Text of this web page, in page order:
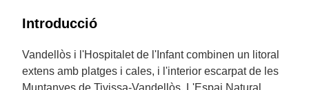
Introducció
Vandellòs i l'Hospitalet de l'Infant combinen un litoral
extens amb platges i cales, i l'interior escarpat de les
Muntanyes de Tivissa-Vandellòs. L'Espai Natural